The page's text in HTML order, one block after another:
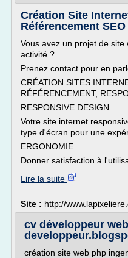
Création Site
Référencement SEO
Vous avez un projet de
activité ?
Prenez contact pour en
CRÉATION SITES
RÉFÉRENCEMENT,
RESPONSIVE DESIGN
Votre site internet
type d'écran pour une
ERGONOMIE
Donner satisfaction à
Lire la suite
Site : http://
cv développeur
création site web php